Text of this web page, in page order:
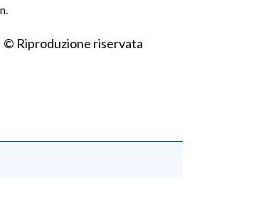
© Riproduzione riservata